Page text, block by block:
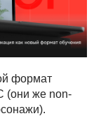
формат
(они же non-